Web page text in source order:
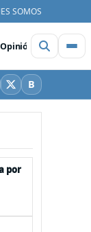
SOMOS
Opinión Videos
X BBluesky
por